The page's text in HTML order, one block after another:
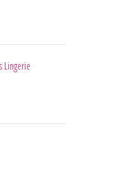
quantity
Lingerie